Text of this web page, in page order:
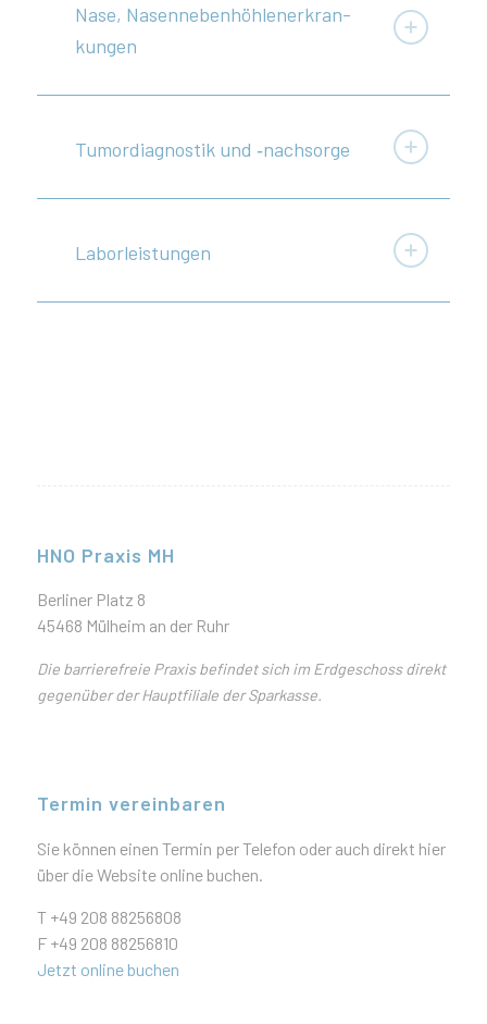
Nase, Nasen­ne­ben­höh­len­er­kran­
kungen
Tumor­dia­gnostik und ‑nachsorge
Labor­leis­tungen
HNO Praxis MH
Berliner Platz 8
45468 Mülheim an der Ruhr
Die barrie­re­freie Praxis befindet sich im Erdge­schoss direkt
gegen­über der Haupt­fi­liale der Sparkasse.
Termin vereinbaren
Sie können einen Termin per Telefon oder auch direkt hier
über die Website online buchen.
T +49 208 88256808
F +49 208 88256810
Jetzt online buchen